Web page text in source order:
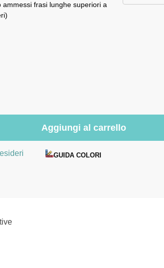
ammessi frasi lunghe superiori a
Aggiungi al carrello
GUIDA COLORI